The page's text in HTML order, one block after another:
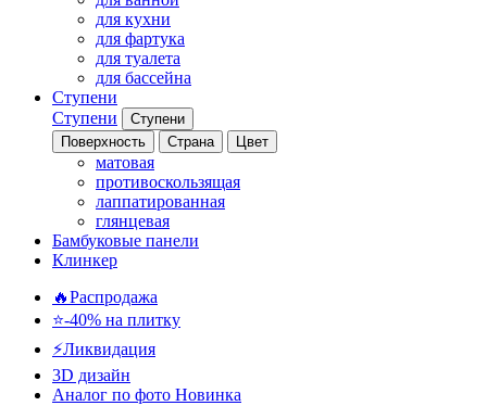
для кухни
для фартука
для туалета
для бассейна
Ступени
Ступени
Ступени
Поверхность
Страна Цвет
матовая
противоскользящая
лаппатированная
глянцевая
Бамбуковые панели
Клинкер
🔥Распродажа
⭐-40% на плитку
⚡️Ликвидация
3D дизайн
Аналог по фото Новинка